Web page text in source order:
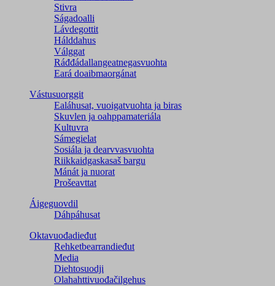
Stivra
Ságadoalli
Lávdegottit
Hálddahus
Válggat
Ráđđádallangeatnegas­vuohta
Eará doaibmaorgánat
Vástusuorggit
Ealáhusat, vuoigatvuohta ja biras
Skuvlen ja oahppamateriála
Kultuvra
Sámegielat
Sosiála ja dearvvasvuohta
Riikkaidgaskasaš bargu
Mánát ja nuorat
Prošeavttat
Áigeguovdil
Dáhpáhusat
Oktavuođadieđut
Rehketbearrandieđut
Media
Diehtosuodji
Olahahttivuođačilgehus